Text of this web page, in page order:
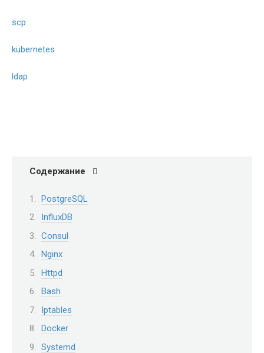
scp
kubernetes
ldap
Содержание
PostgreSQL
InfluxDB
Consul
Nginx
Httpd
Bash
Iptables
Docker
Systemd